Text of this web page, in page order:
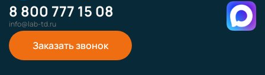
8 800 777 15 08
info@lab-td.ru
Заказать звонок